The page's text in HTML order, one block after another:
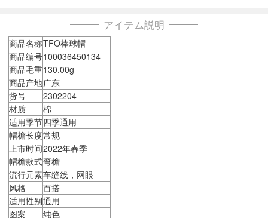
アイテム説明
商品名称TFO棒球帽
商品编号100036450134
商品毛重130.00g
商品产地广东
货号
2302204
材质
棉
适用季节四季通用
帽檐长度常规
上市时间2022年春季
帽檐款式弯檐
流行元素车缝线，网眼
风格
百搭
适用性别通用
图案
纯色